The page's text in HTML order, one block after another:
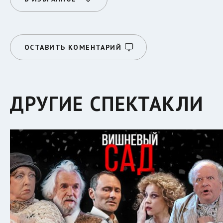
ОСТАВИТЬ КОМЕНТАРИЙ
ДРУГИЕ СПЕКТАКЛИ